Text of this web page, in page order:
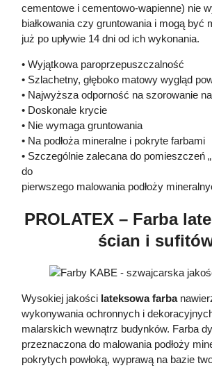
cementowe i cementowo-wapienne) nie
białkowania czy gruntowania i mogą być
już po upływie 14 dni od ich wykonania.
• Wyjątkowa paroprzepuszczalność
• Szlachetny, głęboko matowy wygląd
• Najwyższa odporność na szorowanie
• Doskonałe krycie
• Nie wymaga gruntowania
• Na podłoża mineralne i pokryte farbami
• Szczególnie zalecana do pomieszczeń
do
pierwszego malowania podłoży
PROLATEX – Farba
ścian i
Wysokiej jakości lateksowa farba
wykonywania ochronnych i
malarskich wewnątrz budynków. Farba
przeznaczona do malowania podłoży
pokrytych powłoką, wyprawą na bazie